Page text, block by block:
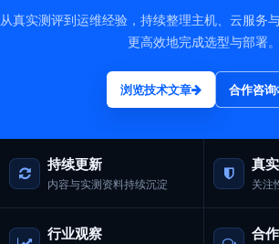
从真实测评到运维经验，持续整理主机、云服务
更高效地完成选型与部署。
浏览技术文章 合作咨询
持续更新
内容与实测资料持续沉淀
真
关注
行业观察 合